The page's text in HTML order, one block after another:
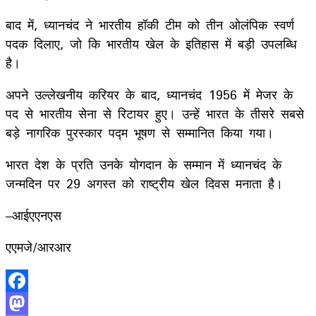
बाद में, ध्यानचंद ने भारतीय हॉकी टीम को तीन ओलंपिक स्वर्ण
पदक दिलाए, जो कि भारतीय खेल के इतिहास में बड़ी उपलब्धि
है।
अपने उल्लेखनीय करियर के बाद, ध्यानचंद 1956 में मेजर के
पद से भारतीय सेना से रिटायर हुए। उन्हें भारत के तीसरे सबसे
बड़े नागरिक पुरस्कार पद्म भूषण से सम्मानित किया गया।
भारत देश के प्रति उनके योगदान के सम्मान में ध्यानचंद के
जन्मदिन पर 29 अगस्त को राष्ट्रीय खेल दिवस मनाता है।
–आईएएनएस
एएमजे/आरआर
Facebook